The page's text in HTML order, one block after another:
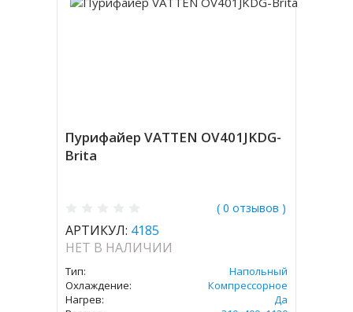
Пурифайер VATTEN OV401JKDG-
Brita
( 0 отзывов )
АРТИКУЛ: 4185
НЕТ В НАЛИЧИИ
Тип:
Напольный
Охлаждение:
Компрессорное
Нагрев:
Да